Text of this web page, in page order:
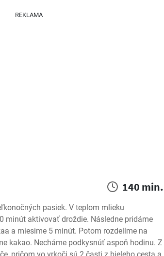
REKLAMA
140 min.
pasiek. V teplom mlieku
minút aktivovať droždie. Následne pridáme
a miesime 5 minút. Potom rozdelíme na
kakao. Necháme podkysnúť aspoň hodinu. Z